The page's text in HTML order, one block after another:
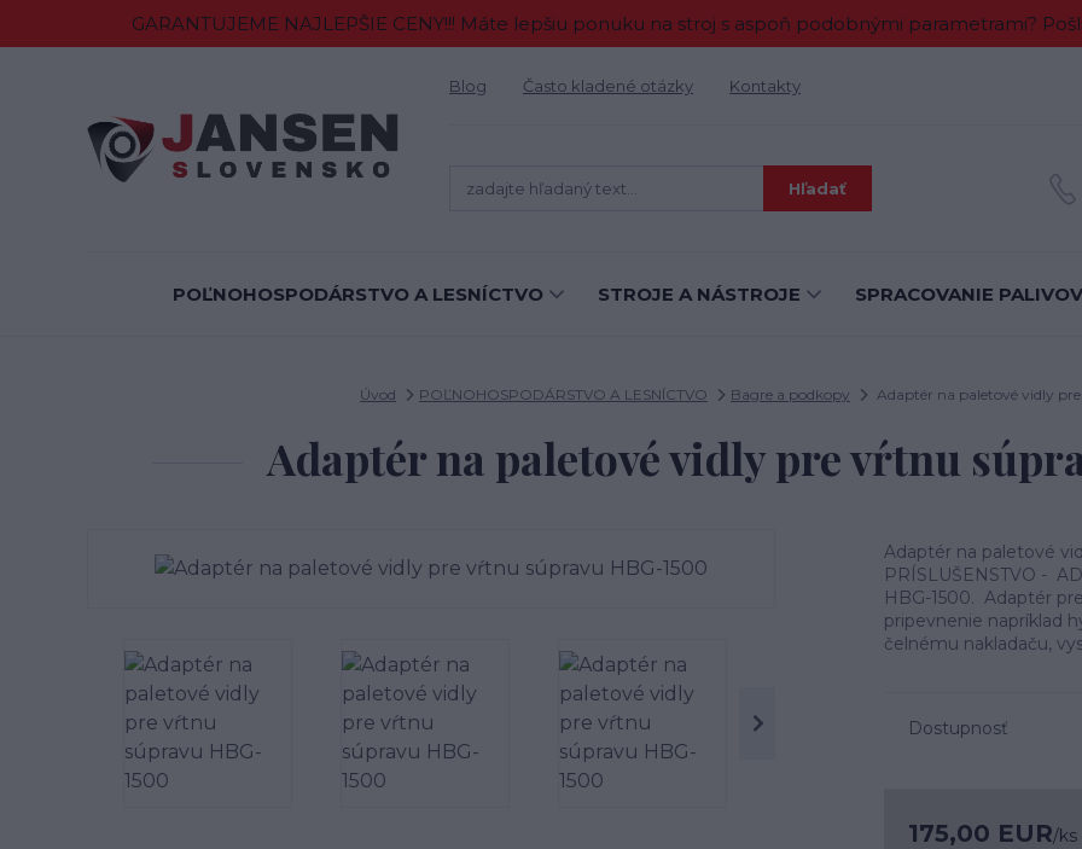
GARANTUJEME NAJLEPŠIE CENY!!! Máte lepšiu ponuku na stroj s aspoň podobnými parametrami?
Blog Často kladené otázky Kontakty
Hľadať
POĽNOHOSPODÁRSTVO A LESNÍCTVO STROJE A NÁSTROJE SPRACOVANIE
Úvod POĽNOHOSPODÁRSTVO A LESNÍCTVO Bagre a podkopy Adaptér na paletové vidly
Adaptér na paletové vidly pre vŕtnu
Adaptér na paletové
PRÍSLUŠENSTVO -
HBG-1500. Adaptér
pripevnenie napríklad
čelnému nakladaču,
Dostupnosť
175,00 EUR/ks